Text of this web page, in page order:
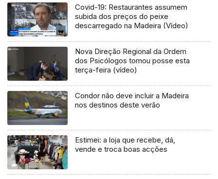
Covid-19: Restaurantes assumem
subida dos preços do peixe
descarregado na Madeira (Vídeo)
Nova Direção Regional da Ordem
dos Psicólogos tomou posse esta
terça-feira (vídeo)
Condor não deve incluir a Madeira
nos destinos deste verão
Estimei: a loja que recebe, dá,
vende e troca boas acções